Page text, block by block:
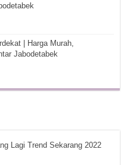
| Harga Murah,
Jabodetabek
Lagi Trend Sekarang 2022